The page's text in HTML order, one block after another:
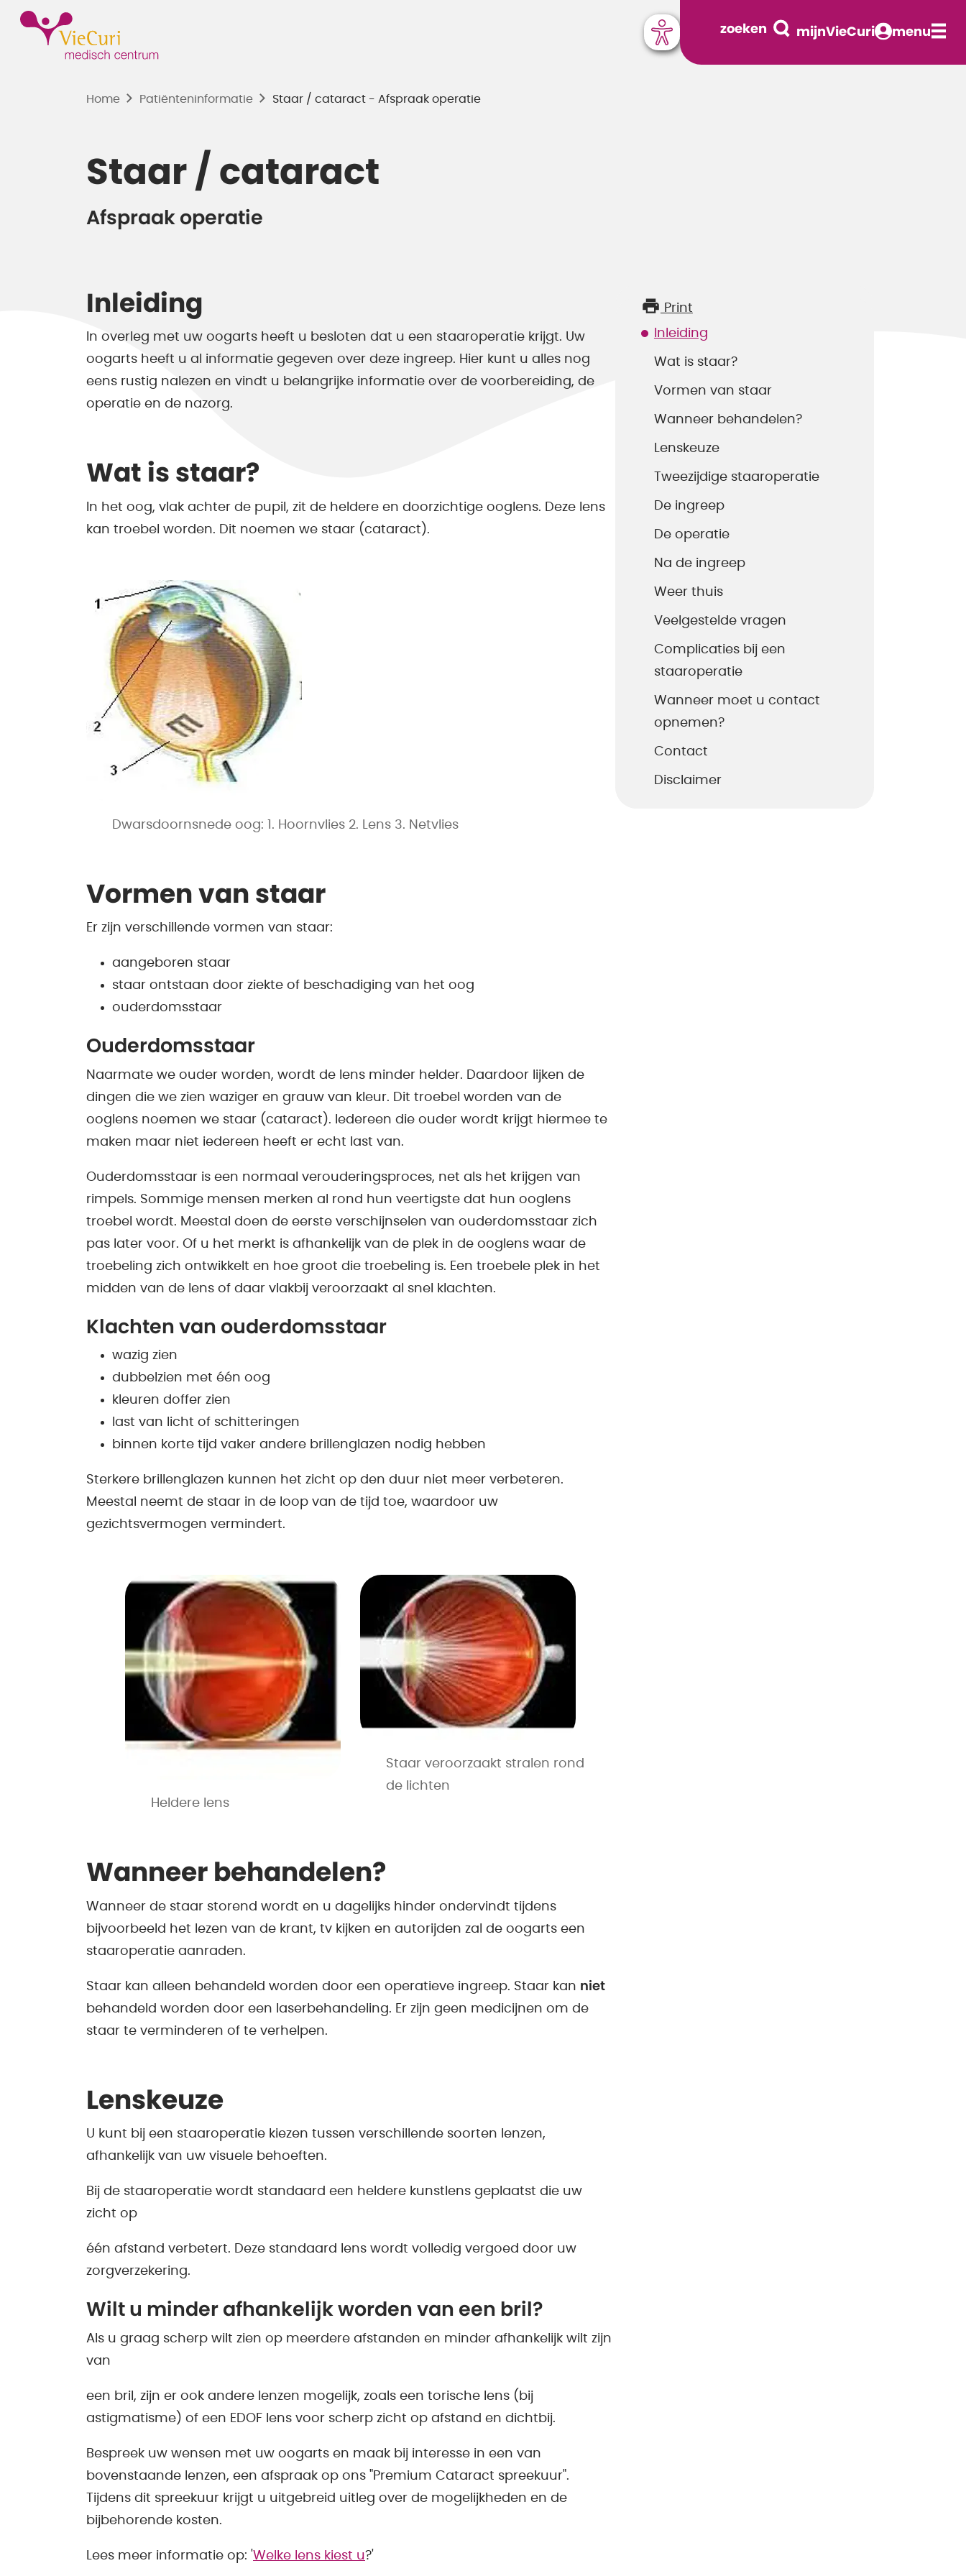
zoeken mijnVieCuri menu
Home Patiënten­informatie Staar / cataract - Afspraak operatie
Staar / cataract
Afspraak operatie
Inleiding
In overleg met uw oogarts heeft u besloten dat u een staaroperatie krijgt. Uw
oogarts heeft u al informatie gegeven over deze ingreep. Hier kunt u alles nog
eens rustig nalezen en vindt u belangrijke informatie over de voorbereiding, de
operatie en de nazorg.
Wat is staar?
In het oog, vlak achter de pupil, zit de heldere en doorzichtige ooglens. Deze lens
kan troebel worden. Dit noemen we staar (cataract).
Dwarsdoornsnede oog: 1. Hoornvlies 2. Lens 3. Netvlies
Vormen van staar
Er zijn verschillende vormen van staar:
aangeboren staar
staar ontstaan door ziekte of beschadiging van het oog
ouderdomsstaar
Ouderdomsstaar
Naarmate we ouder worden, wordt de lens minder helder. Daardoor lijken de
dingen die we zien waziger en grauw van kleur. Dit troebel worden van de
ooglens noemen we staar (cataract). Iedereen die ouder wordt krijgt hiermee te
maken maar niet iedereen heeft er echt last van.
Ouderdomsstaar is een normaal verouderingsproces, net als het krijgen van
rimpels. Sommige mensen merken al rond hun veertigste dat hun ooglens
troebel wordt. Meestal doen de eerste verschijnselen van ouderdomsstaar zich
pas later voor. Of u het merkt is afhankelijk van de plek in de ooglens waar de
troebeling zich ontwikkelt en hoe groot die troebeling is. Een troebele plek in het
midden van de lens of daar vlakbij veroorzaakt al snel klachten.
Klachten van ouderdomsstaar
wazig zien
dubbelzien met één oog
kleuren doffer zien
last van licht of schitteringen
binnen korte tijd vaker andere brillenglazen nodig hebben
Sterkere brillenglazen kunnen het zicht op den duur niet meer verbeteren.
Meestal neemt de staar in de loop van de tijd toe, waardoor uw
gezichtsvermogen vermindert.
Heldere lens
Staar veroorzaakt stralen rond
de lichten
Wanneer behandelen?
Wanneer de staar storend wordt en u dagelijks hinder ondervindt tijdens
bijvoorbeeld het lezen van de krant, tv kijken en autorijden zal de oogarts een
staaroperatie aanraden.
Staar kan alleen behandeld worden door een operatieve ingreep. Staar kan niet
behandeld worden door een laserbehandeling. Er zijn geen medicijnen om de
staar te verminderen of te verhelpen.
Lenskeuze
U kunt bij een staaroperatie kiezen tussen verschillende soorten lenzen,
afhankelijk van uw visuele behoeften.
Bij de staaroperatie wordt standaard een heldere kunstlens geplaatst die uw
zicht op
één afstand verbetert. Deze standaard lens wordt volledig vergoed door uw
zorgverzekering.
Wilt u minder afhankelijk worden van een bril?
Als u graag scherp wilt zien op meerdere afstanden en minder afhankelijk wilt zijn
van
een bril, zijn er ook andere lenzen mogelijk, zoals een torische lens (bij
astigmatisme) of een EDOF lens voor scherp zicht op afstand en dichtbij.
Bespreek uw wensen met uw oogarts en maak bij interesse in een van
bovenstaande lenzen, een afspraak op ons "Premium Cataract spreekuur".
Tijdens dit spreekuur krijgt u uitgebreid uitleg over de mogelijkheden en de
bijbehorende kosten.
Lees meer informatie op: 'Welke lens kiest u?'
Print
Inleiding
Wat is staar?
Vormen van staar
Wanneer behandelen?
Lenskeuze
Tweezijdige staaroperatie
De ingreep
De operatie
Na de ingreep
Weer thuis
Veelgestelde vragen
Complicaties bij een
staaroperatie
Wanneer moet u contact
opnemen?
Contact
Disclaimer